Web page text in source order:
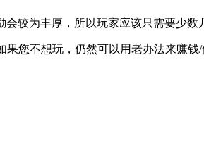
较为丰厚，所以玩家应该只需要少
您不想玩，仍然可以用老办法来赚钱